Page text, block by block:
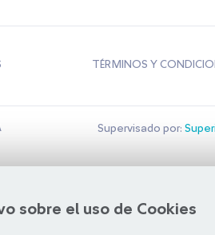
sobre el uso de Cookies
TÉRMINOS Y
Supervisado por: